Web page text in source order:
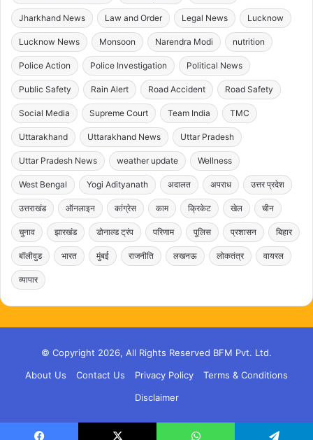
Jharkhand News Law and Order Legal News Lucknow
Lucknow News Monsoon Narendra Modi nutrition
Police Action Police Investigation Political News
Public Safety Rain Alert Road Accident Road Safety
Social Media Supreme Court Team India TMC
Uttarakhand Uttarakhand News Uttar Pradesh
Uttar Pradesh News weather update Wellness
West Bengal Yogi Adityanath अदालत अपराध उत्तर प्रदेश
उत्तराखंड ऑनलाइन कांग्रेस काम क्रिकेट खेल चीन
चुनाव झारखंड डोनाल्ड ट्रंप परिणाम पुलिस प्रशासन बिहार
बॉलीवुड भारत मुंबई राजनीति लखनऊ लोकतंत्र वायरल
व्यापार
© Copyright 2026, All Rights Reserved BFM Pvt. Ltd.
About Us
Contact Us Privacy Policy
Terms & Conditions
Disclaimer